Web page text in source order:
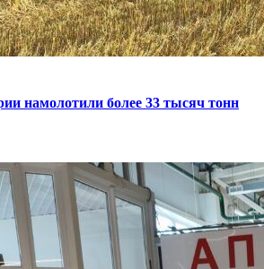
намолотили более 33 тысяч тонн